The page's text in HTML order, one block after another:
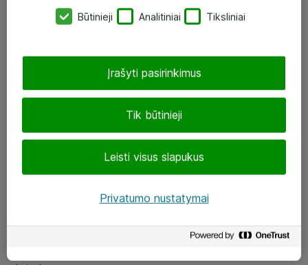
eShop@atea.lt
LinkedIn
Būtinieji Analitiniai Tiksliniai
Tik būtinieji
Leisti visus slapukus
Įrašyti pasirinkimus
Privatumo nustatymai